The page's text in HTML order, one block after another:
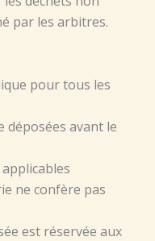
par les arbitres.
pour tous les
déposées avant le
ne confère pas
est réservée aux